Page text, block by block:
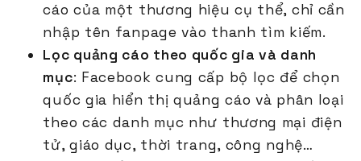
cáo của một thương hiệu cụ thể, chỉ cần
nhập tên fanpage vào thanh tìm kiếm.
Lọc quảng cáo theo quốc gia và danh
mục: Facebook cung cấp bộ lọc để chọn
quốc gia hiển thị quảng cáo và phân loại
theo các danh mục như thương mại điện
tử, giáo dục, thời trang, công nghệ…